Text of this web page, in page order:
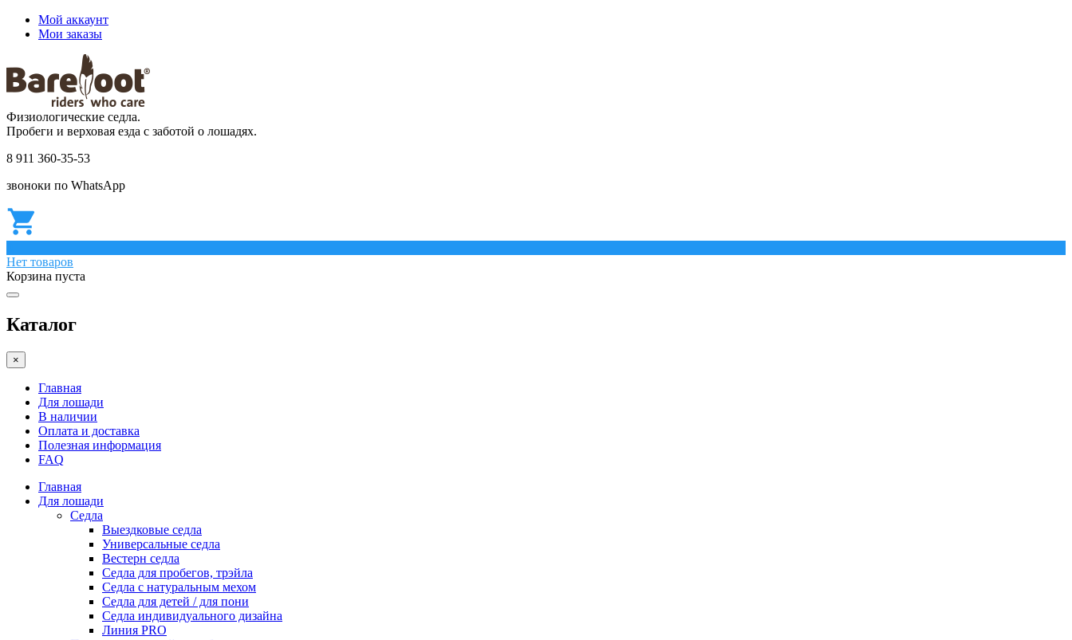
Мой аккаунт
Мои заказы
Физиологические седла.
Пробеги и верховая езда с заботой о лошадях.
8 911 360-35-53
звоноки по WhatsApp
Нет товаров
Корзина пуста
Каталог
×
Главная
Для лошади
В наличии
Оплата и доставка
Полезная информация
FAQ
Главная
Для лошади
Седла
Выездковые седла
Универсальные седла
Вестерн седла
Седла для пробегов, трэйла
Седла с натуральным мехом
Седла для детей / для пони
Седла индивидуального дизайна
Линия PRO